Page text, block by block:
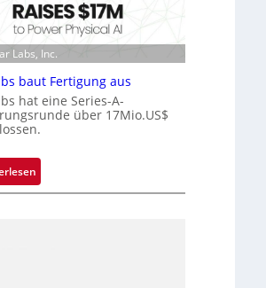
k
V
i
s
i
o
n
h
i
p
l
a
n
Ü
b
Labs, Inc.
baut Fertigung aus
hat eine Series-A-
über 17Mio.US$
Z